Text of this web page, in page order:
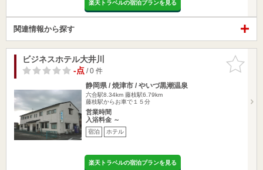
楽天トラベルの宿泊プランを見る
関連情報から探す
お気に入
りに追加
ビジネスホテル大井川
-点/ 0 件
静岡県 / 焼津市 / やいづ黒潮温泉
六合駅8.34km 藤枝駅6.79km
藤枝駅からお車で１５分
営業時間
入浴料金 ～
宿泊 ホテル
楽天トラベルの宿泊プランを見る